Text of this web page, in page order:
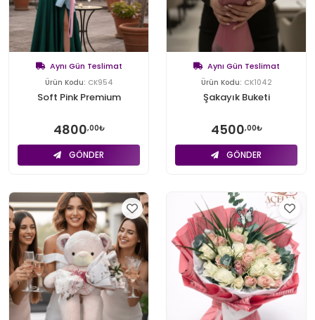
Aynı Gün Teslimat
Ürün Kodu: CK954
Soft Pink Premium
4800,00₺
GÖNDER
Aynı Gün Teslimat
Ürün Kodu: CK1042
Şakayık Buketi
4500,00₺
GÖNDER